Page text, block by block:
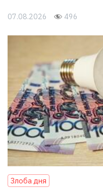
07.08.2026 496
Злоба дня